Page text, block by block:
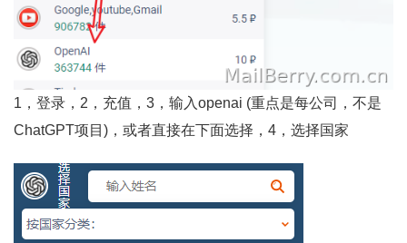
1，登录，2，充值，3，输入openai (重点是每公司，不是
ChatGPT项目)，或者直接在下面选择，4，选择国家